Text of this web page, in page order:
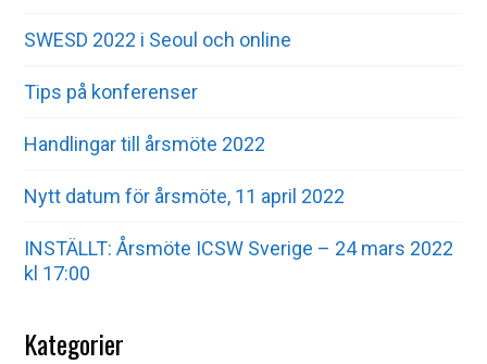
SWESD 2022 i Seoul och online
Tips på konferenser
Handlingar till årsmöte 2022
Nytt datum för årsmöte, 11 april 2022
INSTÄLLT: Årsmöte ICSW Sverige – 24 mars 2022
kl 17:00
Kategorier